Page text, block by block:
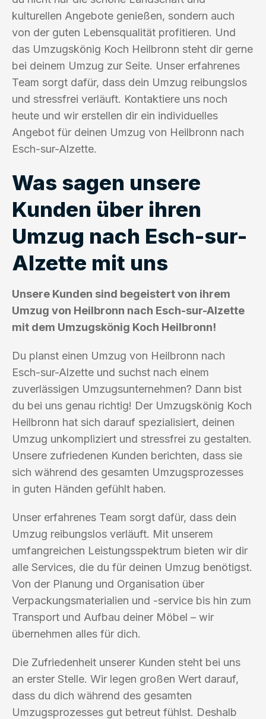
kulturellen Angebote genießen, sondern auch
von der guten Lebensqualität profitieren. Und
das Umzugskönig Koch Heilbronn steht dir gerne
bei deinem Umzug zur Seite. Unser erfahrenes
Team sorgt dafür, dass dein Umzug reibungslos
und stressfrei verläuft. Kontaktiere uns noch
heute und wir erstellen dir ein individuelles
Angebot für deinen Umzug von Heilbronn nach
Esch-sur-Alzette.
Was sagen unsere
Kunden über ihren
Umzug nach Esch-sur-
Alzette mit uns
Unsere Kunden sind begeistert von ihrem
Umzug von Heilbronn nach Esch-sur-Alzette
mit dem Umzugskönig Koch Heilbronn!
Du planst einen Umzug von Heilbronn nach
Esch-sur-Alzette und suchst nach einem
zuverlässigen Umzugsunternehmen? Dann bist
du bei uns genau richtig! Der Umzugskönig Koch
Heilbronn hat sich darauf spezialisiert, deinen
Umzug unkompliziert und stressfrei zu gestalten.
Unsere zufriedenen Kunden berichten, dass sie
sich während des gesamten Umzugsprozesses
in guten Händen gefühlt haben.
Unser erfahrenes Team sorgt dafür, dass dein
Umzug reibungslos verläuft. Mit unserem
umfangreichen Leistungsspektrum bieten wir dir
alle Services, die du für deinen Umzug benötigst.
Von der Planung und Organisation über
Verpackungsmaterialien und -service bis hin zum
Transport und Aufbau deiner Möbel – wir
übernehmen alles für dich.
Die Zufriedenheit unserer Kunden steht bei uns
an erster Stelle. Wir legen großen Wert darauf,
dass du dich während des gesamten
Umzugsprozesses gut betreut fühlst. Deshalb